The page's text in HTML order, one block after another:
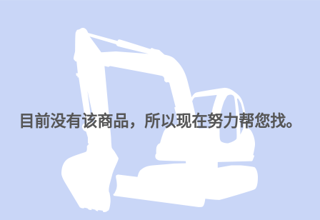
目前没有该商品，所以现在努力帮您找。